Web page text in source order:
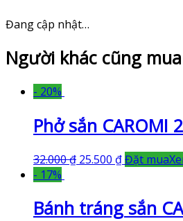
Đang cập nhật…
Người khác cũng mua
- 20%
Phở sắn CAROMI
32.000₫ 25.500 ₫Đặt mua
- 17%
Bánh tráng sắn